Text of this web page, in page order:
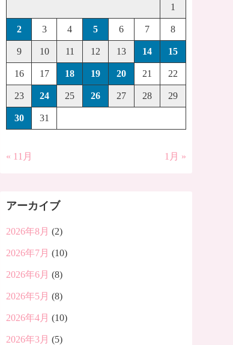
1
2 3 4 5 6 7 8
9 10 11 12 13 14 15
16 17 18 19 20 21 22
23 24 25 26 27 28 29
30 31
« 11月 1月 »
アーカイブ
2026年8月 (2)
2026年7月 (10)
2026年6月 (8)
2026年5月 (8)
2026年4月 (10)
2026年3月 (5)